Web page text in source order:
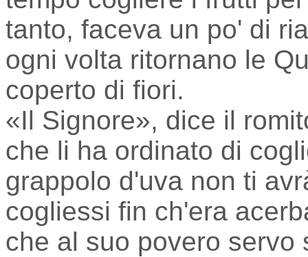
tanto, faceva un po' di
ogni volta ritornano le
coperto di fiori.
«Il Signore», dice il
che li ha ordinato di
grappolo d'uva non ti
cogliessi fin ch'era
che al suo povero servo